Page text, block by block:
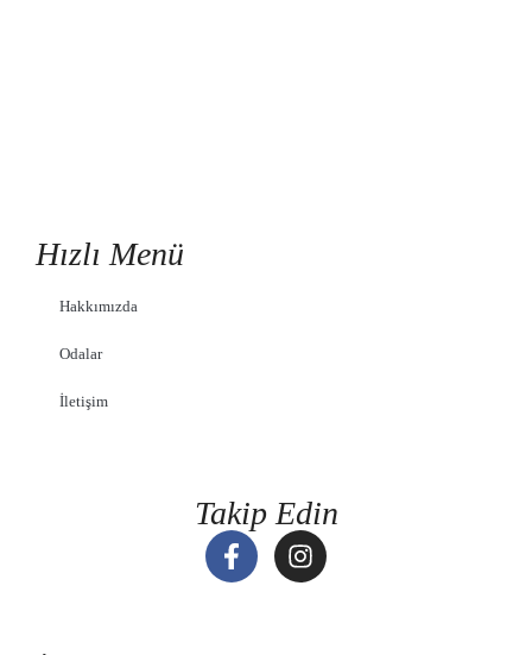
Hızlı Menü
Hakkımızda
Odalar
İletişim
Takip Edin